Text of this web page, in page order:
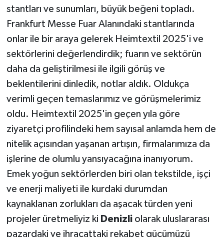
stantları ve sunumları, büyük beğeni topladı.
Frankfurt Messe Fuar Alanındaki stantlarında
onlar ile bir araya gelerek Heimtextil 2025'i ve
sektörlerini değerlendirdik; fuarın ve sektörün
daha da geliştirilmesi ile ilgili görüş ve
beklentilerini dinledik, notlar aldık. Oldukça
verimli geçen temaslarımız ve görüşmelerimiz
oldu. Heimtextil 2025'in geçen yıla göre
ziyaretçi profilindeki hem sayısal anlamda hem de
nitelik açısından yaşanan artışın, firmalarımıza da
işlerine de olumlu yansıyacağına inanıyorum.
Emek yoğun sektörlerden biri olan tekstilde, işçi
ve enerji maliyeti ile kurdaki durumdan
kaynaklanan zorlukları da aşacak türden yeni
projeler üretmeliyiz ki Denizliolarak uluslararası
pazardaki ve ihracattaki rekabet gücümüzü